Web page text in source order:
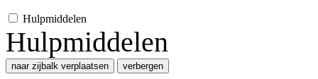
Hulpmiddelen
Hulpmiddelen
naar zijbalk verplaatsen verbergen